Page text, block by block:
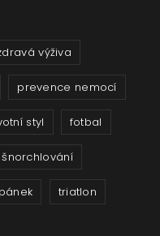
výživa
prevence nemocí
styl fotbal
šnorchlování
triatlon